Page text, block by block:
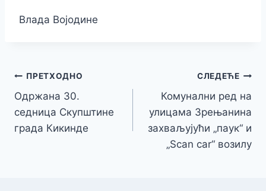
Влада Војодине
Кретање
чланка
ПРЕТХОДНО
Одржана 30.
седница Скупштине
града Кикинде
СЛЕДЕЋЕ
Комунални ред на
улицама Зрењанина
захваљујући „паук“ и
„Scan car“ возилу